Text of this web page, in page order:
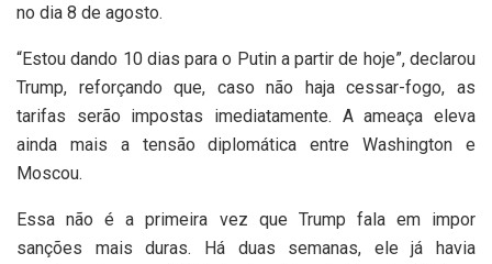
no dia 8 de agosto.
“Estou dando 10 dias para o Putin a partir de hoje”, declarou
Trump, reforçando que, caso não haja cessar-fogo, as
tarifas serão impostas imediatamente. A ameaça eleva
ainda mais a tensão diplomática entre Washington e
Moscou.
Essa não é a primeira vez que Trump fala em impor
sanções mais duras. Há duas semanas, ele já havia